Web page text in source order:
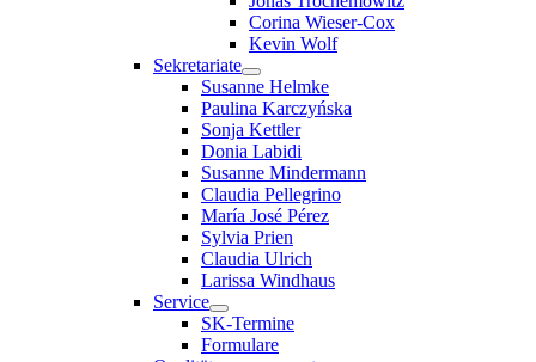
Corina Wieser-Cox
Kevin Wolf
Sekretariate
Susanne Helmke
Paulina Karczyńska
Sonja Kettler
Donia Labidi
Susanne Mindermann
Claudia Pellegrino
María José Pérez
Sylvia Prien
Claudia Ulrich
Larissa Windhaus
Service
SK-Termine
Formulare